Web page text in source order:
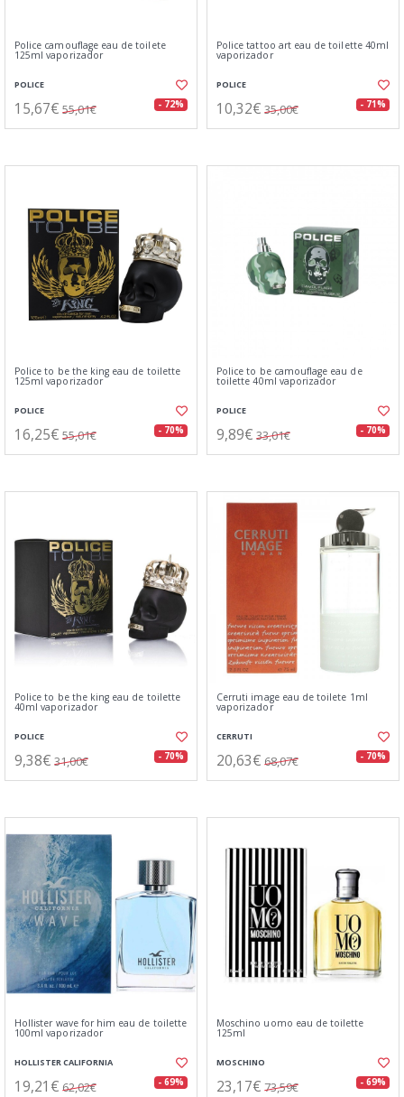
Police camouflage eau de toilete
125ml vaporizador
POLICE
15,67€ 55,01€ - 72%
Police tattoo art eau de toilette 40ml
vaporizador
POLICE
10,32€ 35,00€ - 71%
Police to be the king eau de toilette
125ml vaporizador
POLICE
16,25€ 55,01€ - 70%
Police to be camouflage eau de
toilette 40ml vaporizador
POLICE
9,89€ 33,01€ - 70%
Police to be the king eau de toilette
40ml vaporizador
POLICE
9,38€ 31,00€ - 70%
Cerruti image eau de toilete 1ml
vaporizador
CERRUTI
20,63€ 68,07€ - 70%
Hollister wave for him eau de toilette
100ml vaporizador
HOLLISTER CALIFORNIA
19,21€ 62,02€ - 69%
Moschino uomo eau de toilette
125ml
MOSCHINO
23,17€ 73,59€ - 69%